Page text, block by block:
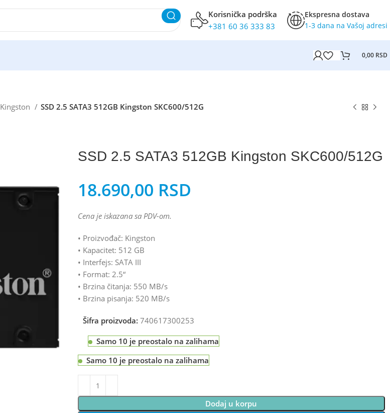
Korisnička podrška
+381 60 36 333 83
Ekspresna dostava
1-3 dana na Vašoj adresi
0,00 RSD
Kingston SSD 2.5 SATA3 512GB Kingston SKC600/512G
SSD 2.5 SATA3 512GB Kingston SKC600/512G
18.690,00 RSD
Cena je iskazana sa PDV-om.
• Proizvođač: Kingston
• Kapacitet: 512 GB
• Interfejs: SATA III
• Format: 2.5“
• Brzina čitanja: 550 MB/s
• Brzina pisanja: 520 MB/s
Šifra proizvoda: 740617300253
Samo 10 je preostalo na zalihama
Samo 10 je preostalo na zalihama
Dodaj u korpu